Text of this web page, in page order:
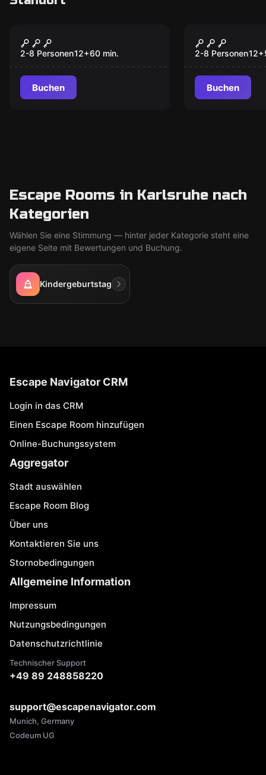
Baker Street
2-8 Personen12+60 min.
Buchen
Jungle
2-8 Personen12+
Buchen
Escape Rooms in Karlsruhe nach
Kategorien
Wählen Sie eine Stimmung — hinter jeder Kategorie steht eine
eigene Seite mit Bewertungen und Buchung.
Kindergeburtstag
Escape Navigator CRM
Login in das CRM
Einen Escape Room hinzufügen
Online-Buchungssystem
Aggregator
Stadt auswählen
Escape Room Blog
Über uns
Kontaktieren Sie uns
Stornobedingungen
Allgemeine Information
Impressum
Nutzungsbedingungen
Datenschutzrichtlinie
Technischer Support
+49 89 248858220
support@escapenavigator.com
Munich, Germany
Codeum UG